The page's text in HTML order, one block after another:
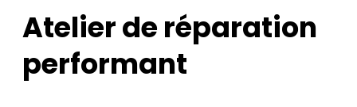
Atelier de réparation
performant